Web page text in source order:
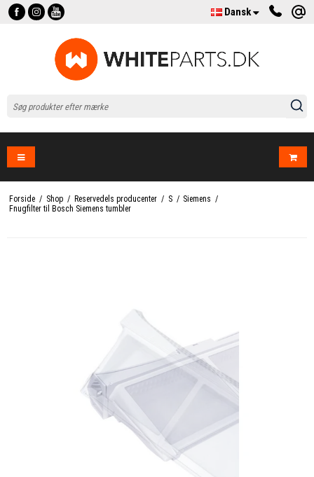
Dansk
Forside / Shop / Reservedels producenter / S / Siemens /
Fnugfilter til Bosch Siemens tumbler